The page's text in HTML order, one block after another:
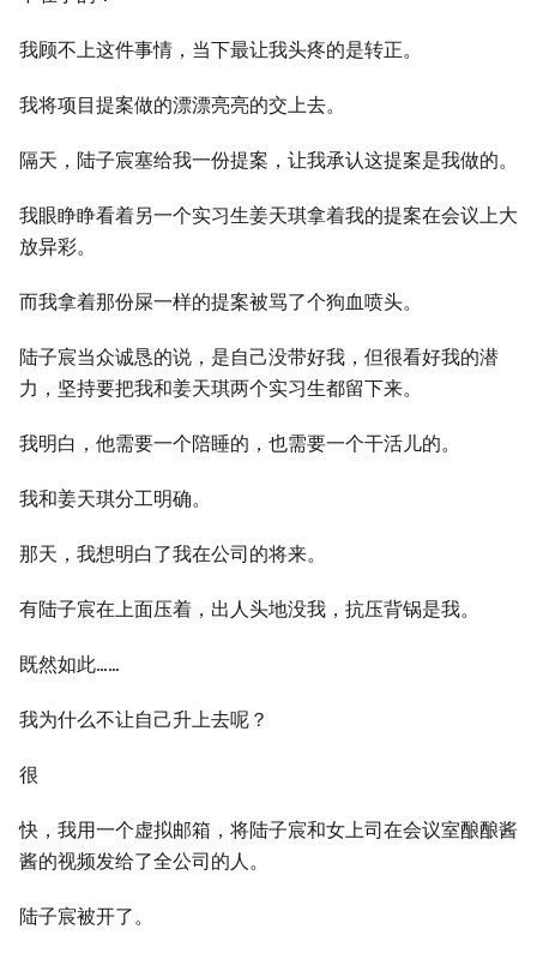
我顾不上这件事情，当下最让我头疼的是转正。
我将项目提案做的漂漂亮亮的交上去。
隔天，陆子宸塞给我一份提案，让我承认这提案是我做的。
我眼睁睁看着另一个实习生姜天琪拿着我的提案在会议上大
放异彩。
而我拿着那份屎一样的提案被骂了个狗血喷头。
陆子宸当众诚恳的说，是自己没带好我，但很看好我的潜
力，坚持要把我和姜天琪两个实习生都留下来。
我明白，他需要一个陪睡的，也需要一个干活儿的。
我和姜天琪分工明确。
那天，我想明白了我在公司的将来。
有陆子宸在上面压着，出人头地没我，抗压背锅是我。
既然如此……
我为什么不让自己升上去呢？
很
快，我用一个虚拟邮箱，将陆子宸和女上司在会议室酿酿酱
酱的视频发给了全公司的人。
陆子宸被开了。